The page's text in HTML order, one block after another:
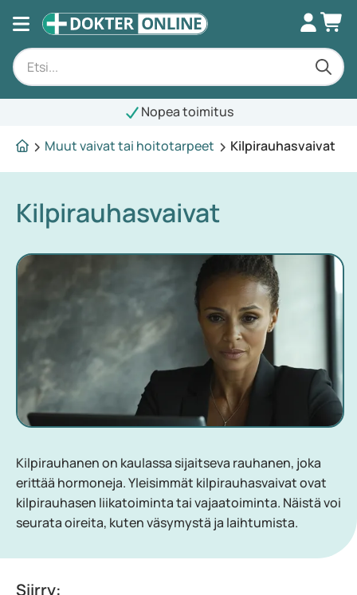
Nopea toimitus
Muut vaivat tai hoitotarpeet
Kilpirauhasvaivat
Kilpirauhasvaivat
Kilpirauhanen on kaulassa sijaitseva rauhanen, joka
erittää hormoneja. Yleisimmät kilpirauhasvaivat ovat
kilpirauhasen liikatoiminta tai vajaatoiminta. Näistä voi
seurata oireita, kuten väsymystä ja laihtumista.
Siirry: